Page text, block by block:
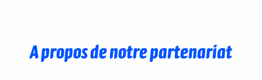
Notre Local Call #GreenGhana est un
Suis-je éligible pour
A propos de notre partenariat